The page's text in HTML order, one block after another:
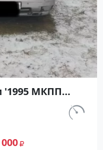
'1995 МКПП
Седан покм.